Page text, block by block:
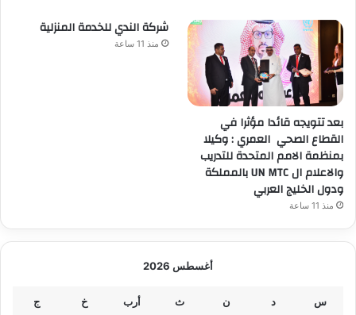
بعد تتويجه قائدا مؤثرا في
القطاع الصحي العمري : وكيلا
بمنظمة الامم المتحدة للتدريب
والاعلام ال UN MTC بالمملكة
ودول الخليج العربي
منذ 11 ساعة
شركة الندي للخدمة المنزلية
منذ 11 ساعة
أغسطس 2026
س د ن ث أرب خ ج